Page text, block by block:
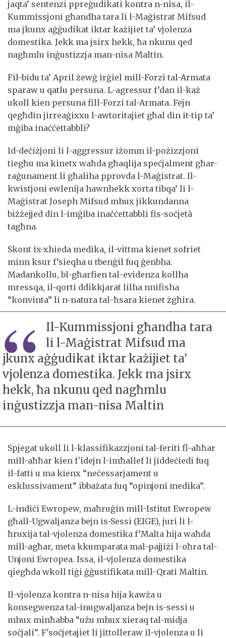
jaqta’ sentenzi ppreġudikati kontra n-nisa, il-
Kummissjoni għandha tara li l-Maġistrat Mifsud
ma jkunx aġġudikat iktar każijiet ta’ vjolenza
domestika. Jekk ma jsirx hekk, ħa nkunu qed
nagħmlu inġustizzja man-nisa Maltin.
Fil-bidu ta’ April żewġ irġiel mill-Forzi tal-Armata
sparaw u qatlu persuna. L-agressur f’dan il-każ
ukoll kien persuna fill-Forzi tal-Armata. Fejn
qegħdin jirreaġixxu l-awtoritajiet għal din it-tip ta’
mġiba inaċċettabbli?
Id-deċiżjoni li l-aggressur iżomm il-pożizzjoni
tiegħu ma kinetx waħda għaqlija speċjalment għar-
raġunament li għaliha pprovda l-Maġistrat. Il-
kwistjoni ewlenija hawnhekk xorta tibqa’ li l-
Maġistrat Joseph Mifsud mhux jikkundanna
biżżejjed din l-imġiba inaċċettabbli fis-soċjetà
tagħna.
Skont ix-xhieda medika, il-vittma kienet sofriet
minn ksur f’sieqha u tbenġil fuq ġenbha.
Madankollu, bl-għarfien tal-evidenza kollha
mressqa, ​​il-qorti ddikkjarat lilha nnifisha
“konvinta” li n-natura tal-ħsara kienet żgħira.
Il-Kummissjoni għandha tara
li l-Maġistrat Mifsud ma
jkunx aġġudikat iktar każijiet ta’
vjolenza domestika. Jekk ma jsirx
hekk, ħa nkunu qed nagħmlu
inġustizzja man-nisa Maltin
Spjegat ukoll li l-klassifikazzjoni tal-feriti fl-aħħar
mill-aħħar kien f'idejn l-imħallef li jiddeċiedi fuq
il-fatti u ma kienx “neċessarjament u
esklussivament” ibbażata fuq “opinjoni medika”.
L-indiċi Ewropew, maħruġin mill-Istitut Ewropew
għall-Ugwaljanza bejn is-Sessi (EIGE), juri li l-
ħruxija tal-vjolenza domestika f’Malta hija waħda
mill-agħar, meta kkumparata mal-pajjiżi l-oħra tal-
Unjoni Ewropea. Issa, il-vjolenza domestika
qiegħda wkoll tiġi ġġustifikata mill-Qrati Maltin.
Il-vjolenza kontra n-nisa hija kawża u
konsegwenza tal-inugwaljanza bejn is-sessi u
mhux minħabba “użu mhux xieraq tal-midja
soċjali”. F'soċjetajiet li jittolleraw il-vjolenza u li